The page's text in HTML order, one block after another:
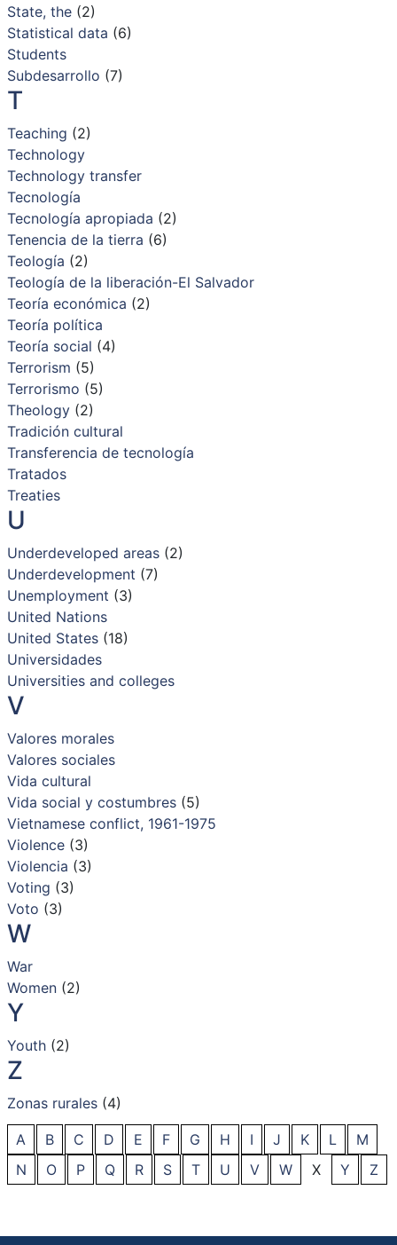
State, the(2)
Statistical data (6)
Students
Subdesarrollo (7)
T
Teaching (2)
Technology
Technology transfer
Tecnología
Tecnología apropiada (2)
Tenencia de la tierra (6)
Teología (2)
Teología de la liberación-El Salvador
Teoría económica (2)
Teoría política
Teoría social (4)
Terrorism (5)
Terrorismo (5)
Theology(2)
Tradición cultural
Transferencia de tecnología
Tratados
Treaties
U
Underdeveloped areas(2)
Underdevelopment (7)
Unemployment (3)
United Nations
United States(18)
Universidades
Universities and colleges
V
Valores morales
Valores sociales
Vida cultural
Vida social y costumbres(5)
Vietnamese conflict, 1961-1975
Violence(3)
Violencia (3)
Voting (3)
Voto (3)
W
War
Women(2)
Y
Youth(2)
Z
Zonas rurales(4)
A B C D E F G H I J K L
M
N
O P Q R S T U V W X Y Z